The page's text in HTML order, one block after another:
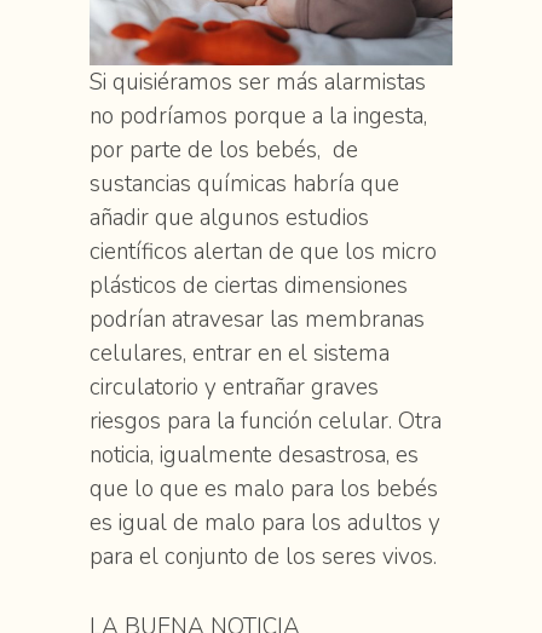
Si quisiéramos ser más alarmistas
no podríamos porque a la ingesta,
por parte de los bebés, de
sustancias químicas habría que
añadir que algunos estudios
científicos alertan de que los micro
plásticos de ciertas dimensiones
podrían atravesar las membranas
celulares, entrar en el sistema
circulatorio y entrañar graves
riesgos para la función celular. Otra
noticia, igualmente desastrosa, es
que lo que es malo para los bebés
es igual de malo para los adultos y
para el conjunto de los seres vivos.